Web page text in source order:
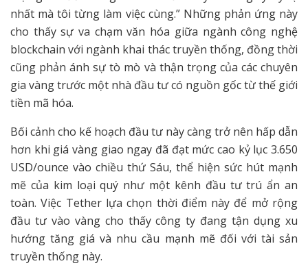
nhất mà tôi từng làm việc cùng.” Những phản ứng này
cho thấy sự va chạm văn hóa giữa ngành công nghệ
blockchain với ngành khai thác truyền thống, đồng thời
cũng phản ánh sự tò mò và thận trọng của các chuyên
gia vàng trước một nhà đầu tư có nguồn gốc từ thế giới
tiền mã hóa.
Bối cảnh cho kế hoạch đầu tư này càng trở nên hấp dẫn
hơn khi giá vàng giao ngay đã đạt mức cao kỷ lục 3.650
USD/ounce vào chiều thứ Sáu, thể hiện sức hút mạnh
mẽ của kim loại quý như một kênh đầu tư trú ẩn an
toàn. Việc Tether lựa chọn thời điểm này để mở rộng
đầu tư vào vàng cho thấy công ty đang tận dụng xu
hướng tăng giá và nhu cầu mạnh mẽ đối với tài sản
truyền thống này.